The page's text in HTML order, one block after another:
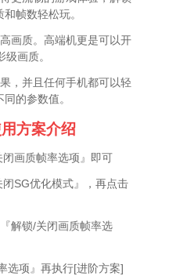
帧数轻松玩。
画质。高端机更是可以开
画质。
，并且任何手机都可以轻
的参数值。
方案介绍
画质帧率选项』即可
SG优化模式』，再点击
解锁/关闭画质帧率选
选项』再执行[进阶方案]